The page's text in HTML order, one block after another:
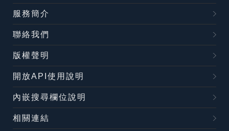
服務簡介
聯絡我們
版權聲明
開放API使用說明
內嵌搜尋欄位說明
相關連結